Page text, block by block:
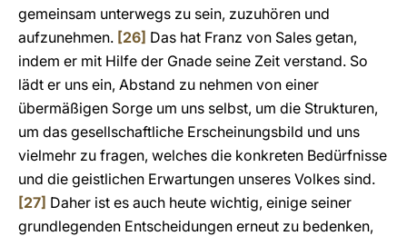
gemeinsam unterwegs zu sein, zuzuhören und
aufzunehmen. [26] Das hat Franz von Sales getan,
indem er mit Hilfe der Gnade seine Zeit verstand. So
lädt er uns ein, Abstand zu nehmen von einer
übermäßigen Sorge um uns selbst, um die Strukturen,
um das gesellschaftliche Erscheinungsbild und uns
vielmehr zu fragen, welches die konkreten Bedürfnisse
und die geistlichen Erwartungen unseres Volkes sind.
[27] Daher ist es auch heute wichtig, einige seiner
grundlegenden Entscheidungen erneut zu bedenken,